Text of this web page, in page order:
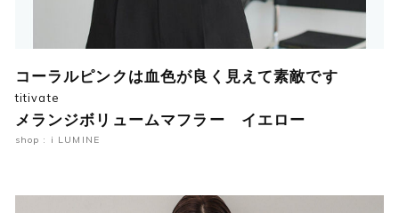
コーラルピンクは血色が良く見えて素敵です
titivate
メランジボリュームマフラー イエロー
shop : i LUMINE